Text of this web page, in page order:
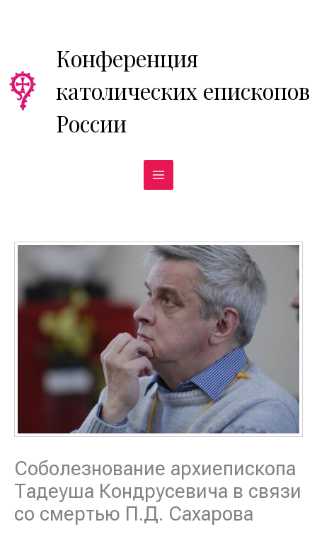
Конференция
католических епископов
России
Соболезнование архиепископа
Тадеуша Кондрусевича в связи
со смертью П.Д. Сахарова